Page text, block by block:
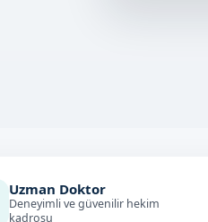
Uzman Doktor
Deneyimli ve güvenilir hekim
kadrosu